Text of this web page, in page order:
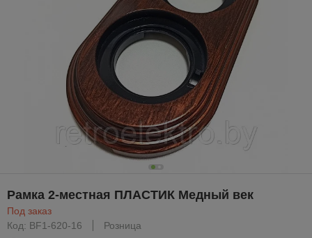
Рамка 2-местная ПЛАСТИК Медный век
Под заказ
Код: BF1-620-16
Розница